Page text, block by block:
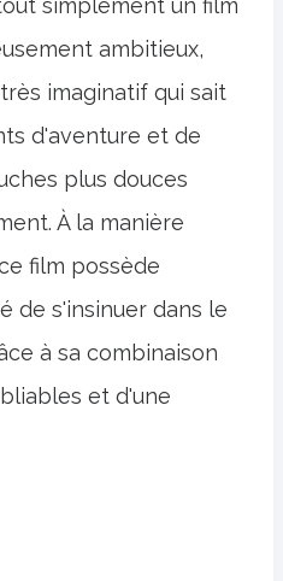
ambitieux,
imaginatif qui sait
d'aventure et de
plus douces
À la manière
film possède
de s'insinuer dans le
à sa combinaison
et d'une